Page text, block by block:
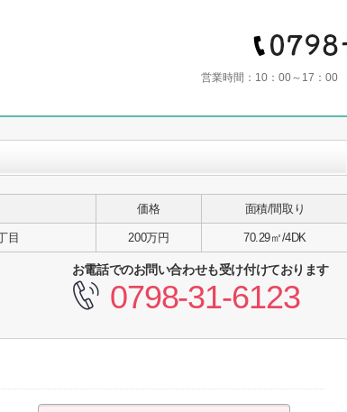
営業時間： 10：00～17：00
価格 面積/間取り
目 200万円 70.29㎡/4DK
お電話でのお問い合わせも受け付けております
0798-31-6123